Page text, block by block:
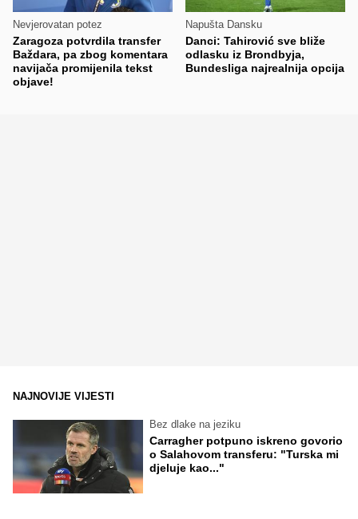
Nevjerovatan potez
Zaragoza potvrdila transfer
Baždara, pa zbog komentara
navijača promijenila tekst
objave!
Napušta Dansku
Danci: Tahirović sve bliže
odlasku iz Brondbyja,
Bundesliga najrealnija opcija
NAJNOVIJE VIJESTI
Bez dlake na jeziku
Carragher potpuno iskreno govorio
o Salahovom transferu: "Turska mi
djeluje kao..."